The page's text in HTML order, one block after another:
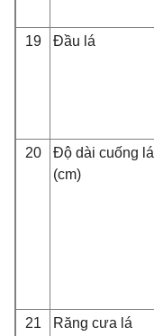
19 Đầu lá
20
Độ dài cuống lá
(cm)
21
Răng cưa lá